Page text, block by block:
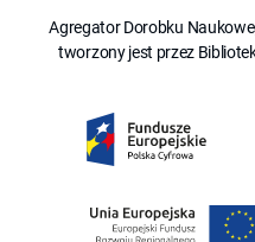
Agregator Dorobku
tworzony jest przez